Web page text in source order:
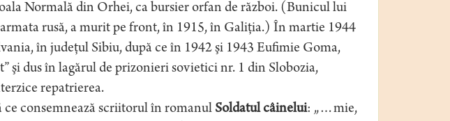
Normală din Orhei, ca bursier orfan de război. (Bunicul lui
rusă, a murit pe front, în 1915, în Galiţia.) În martie 1944
în judeţul Sibiu, după ce în 1942 şi 1943 Eufimie Goma,
şi dus în lagărul de prizonieri sovietici nr. 1 din Slobozia,
repatrierea.
consemnează scriitorul în romanul Soldatul câinelui: „…mie,